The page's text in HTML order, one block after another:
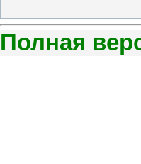
Полная